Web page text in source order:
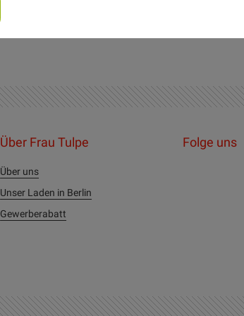
Über Frau Tulpe
Über uns
Unser Laden in Berlin
Gewerberabatt
Folge uns